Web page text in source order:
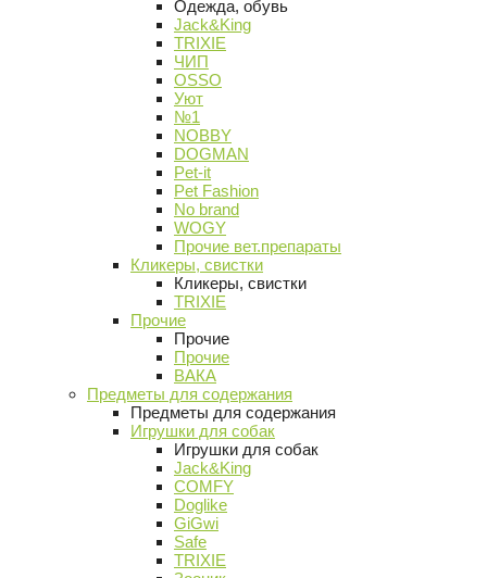
Одежда, обувь
Jack&King
TRIXIE
ЧИП
OSSO
Уют
№1
NOBBY
DOGMAN
Pet-it
Pet Fashion
No brand
WOGY
Прочие вет.препараты
Кликеры, свистки
Кликеры, свистки
TRIXIE
Прочие
Прочие
Прочие
ВАКА
Предметы для содержания
Предметы для содержания
Игрушки для собак
Игрушки для собак
Jack&King
COMFY
Doglike
GiGwi
Safe
TRIXIE